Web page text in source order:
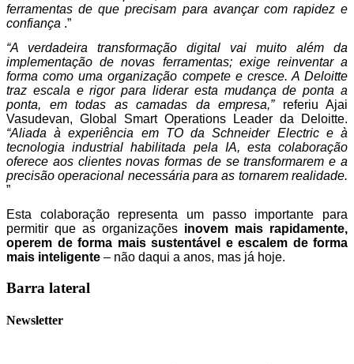
ferramentas de que precisam para avançar com rapidez e
confiança .”
“A verdadeira transformação digital vai muito além da
implementação de novas ferramentas; exige reinventar a
forma como uma organização compete e cresce. A Deloitte
traz escala e rigor para liderar esta mudança de ponta a
ponta, em todas as camadas da empresa,”referiu Ajai
Vasudevan, Global Smart Operations Leader da Deloitte.
“Aliada à experiência em TO da Schneider Electric e à
tecnologia industrial habilitada pela IA, esta colaboração
oferece aos clientes novas formas de se transformarem e a
precisão operacional necessária para as tornarem realidade.
”
Esta colaboração representa um passo importante para
permitir que as organizações inovem mais rapidamente,
operem de forma mais sustentável e escalem de forma
mais inteligente – não daqui a anos, mas já hoje.
Barra lateral
Newsletter